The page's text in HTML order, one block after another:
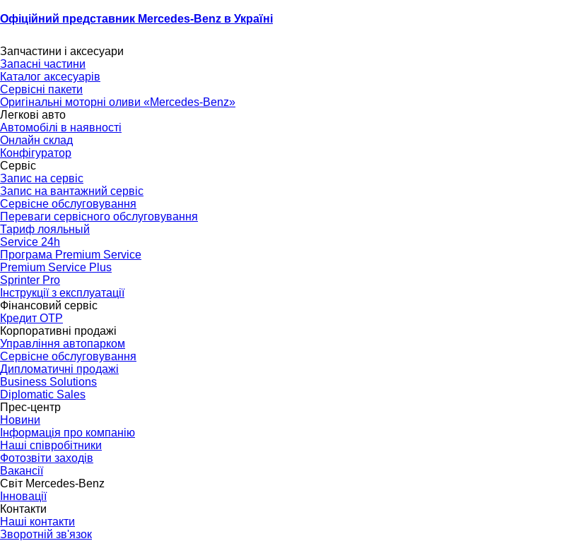
Офіційний представник Mercedes-Benz в Україні
Запчастини і аксесуари
Запасні частини
Каталог аксесуарів
Сервісні пакети
Оригінальні моторні оливи «Mercedes-Benz»
Легкові авто
Автомобілі в наявності
Онлайн склад
Конфігуратор
Сервіс
Запис на сервіс
Запис на вантажний сервіс
Сервісне обслуговування
Переваги сервісного обслуговування
Тариф лояльный
Service 24h
Програма Premium Service
Premium Service Plus
Sprinter Pro
Інструкції з експлуатації
Фінансовий сервіс
Кредит OTP
Корпоративні продажі
Управління автопарком
Сервісне обслуговування
Дипломатичні продажі
Business Solutions
Diplomatic Sales
Прес-центр
Новини
Інформація про компанію
Наші співробітники
Фотозвіти заходів
Вакансії
Світ Mercedes-Benz
Інновації
Контакти
Наші контакти
Зворотній зв'язок